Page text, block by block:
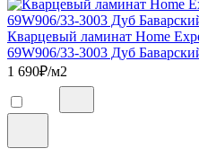
Кварцевый ламинат Home
69W906/33-3003 Дуб
1 690₽/м2